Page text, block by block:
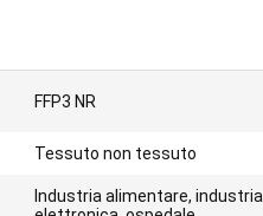
FFP3 NR
Tessuto non tessuto
Industria alimentare, industria